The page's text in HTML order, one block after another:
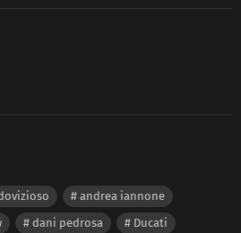
andrea iannone
dani pedrosa
Ducati